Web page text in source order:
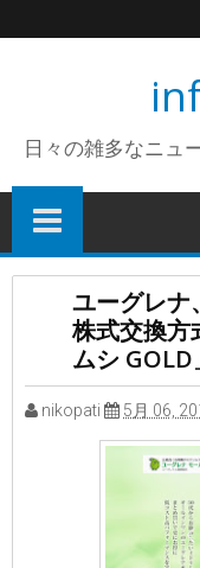
日々の雑多なニュ
ユーグレナ
株式交換
ムシ
nikopati 5月 06,